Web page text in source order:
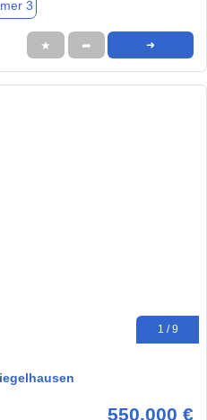
3
★ ➦ ➜
1 / 9
550.000 €